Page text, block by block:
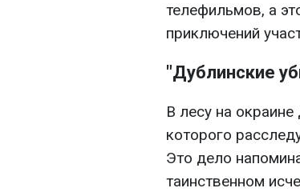
телефильмов, а
приключений
"Дублинские
В лесу на
которого
Это дело
таинственном